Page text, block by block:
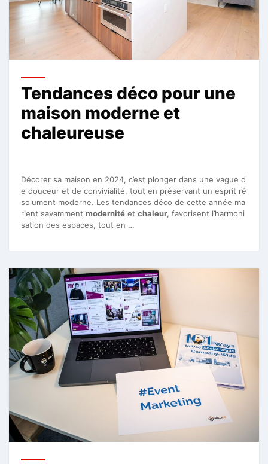
Tendances déco pour une
maison moderne et
chaleureuse
Décorer sa maison en 2024, c’est plonger dans une vague d
e douceur et de convivialité, tout en préservant un esprit ré
solument moderne. Les tendances déco de cette année ma
rient savamment modernité et chaleur, favorisent l’harmoni
sation des espaces, tout en …